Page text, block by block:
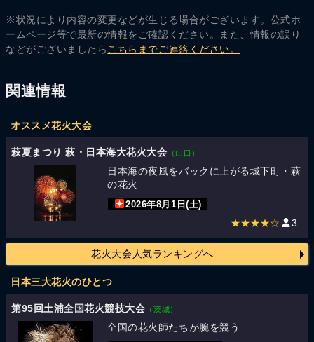
※状況により内容の変更などが生じる場合がございます。公式ホ
ームページ等で最新の情報をご確認ください。また、情報の誤り
などがございましたら こちらまでご連絡ください。
関連情報
オススメ花火大会
萩夏まつり 萩・日本海大花火大会 （山口）
日本海の夜風をバックに上がる城下町・萩
の花火
2026年8月1日(土)
★★★★☆ 3
花火大会人気ランキングへ
日本三大花火のひとつ
第95回土浦全国花火競技大会 （茨城）
全国の花火師たちが腕を競う